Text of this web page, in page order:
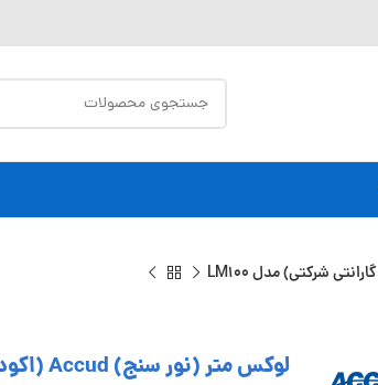
لوکس متر (نور سنج) Accud (اکود با گارانتی شرکتی) مدل LM100